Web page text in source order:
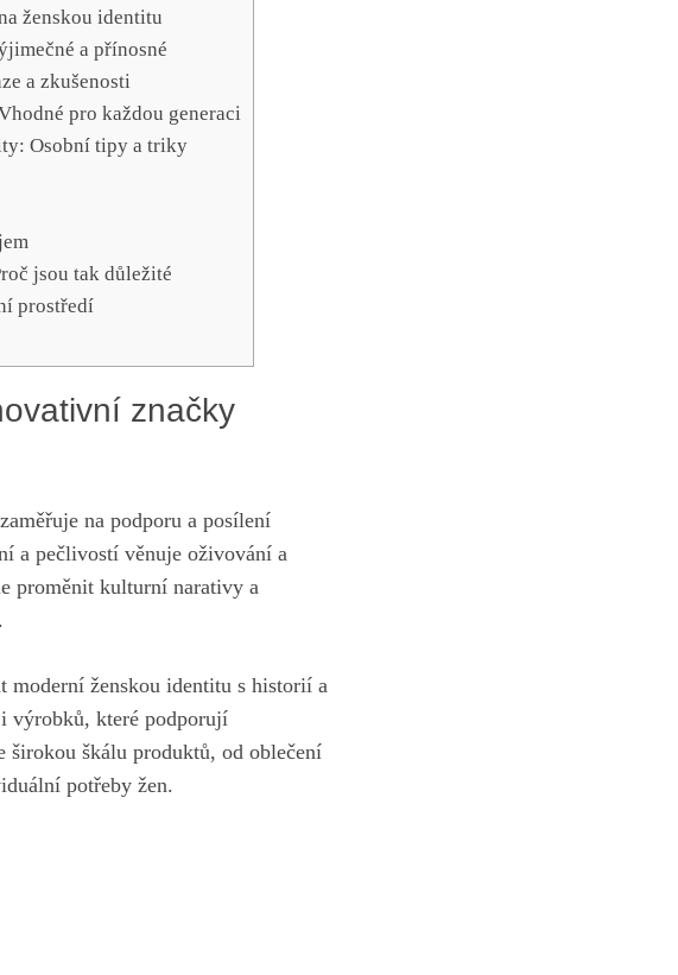
ženskou identitu
a přínosné
a ⁣zkušenosti
pro​ každou generaci
Osobní ⁢tipy ‌a triky
jsou tak důležité
prostředí
značky
‌na podporu a ⁤posílení
a pečlivostí věnuje oživování a
proměnit‌ kulturní narativy a
ženskou identitu ⁤s historií a
výrobků,​ které podporují
širokou ​škálu produktů, od‌ oblečení
potřeby​ žen.